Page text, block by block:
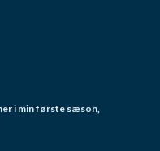
i min første sæson,